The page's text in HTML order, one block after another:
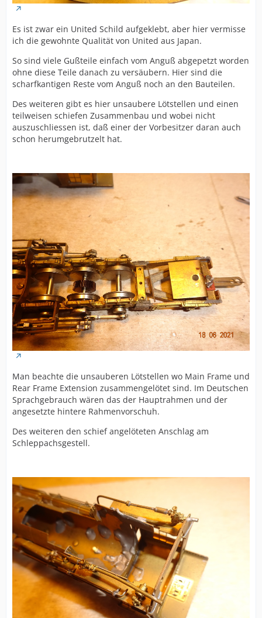
Es ist zwar ein United Schild aufgeklebt, aber hier vermisse
ich die gewohnte Qualität von United aus Japan.
So sind viele Gußteile einfach vom Anguß abgepetzt worden
ohne diese Teile danach zu versäubern. Hier sind die
scharfkantigen Reste vom Anguß noch an den Bauteilen.
Des weiteren gibt es hier unsaubere Lötstellen und einen
teilweisen schiefen Zusammenbau und wobei nicht
auszuschliessen ist, daß einer der Vorbesitzer daran auch
schon herumgebrutzelt hat.
Man beachte die unsauberen Lötstellen wo Main Frame und
Rear Frame Extension zusammengelötet sind. Im Deutschen
Sprachgebrauch wären das der Hauptrahmen und der
angesetzte hintere Rahmenvorschuh.
Des weiteren den schief angelöteten Anschlag am
Schleppachsgestell.